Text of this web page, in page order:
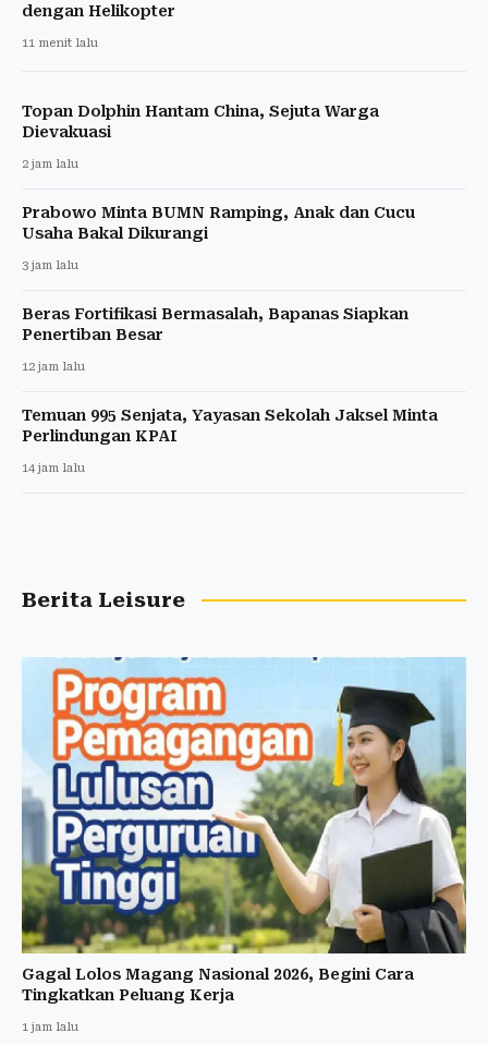
dengan Helikopter
11 menit lalu
Topan Dolphin Hantam China, Sejuta Warga
Dievakuasi
2 jam lalu
Prabowo Minta BUMN Ramping, Anak dan Cucu
Usaha Bakal Dikurangi
3 jam lalu
Beras Fortifikasi Bermasalah, Bapanas Siapkan
Penertiban Besar
12 jam lalu
Temuan 995 Senjata, Yayasan Sekolah Jaksel Minta
Perlindungan KPAI
14 jam lalu
Berita Leisure
Gagal Lolos Magang Nasional 2026, Begini Cara
Tingkatkan Peluang Kerja
1 jam lalu